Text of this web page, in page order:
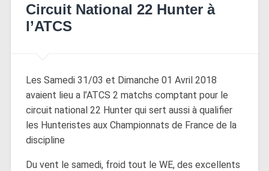
Circuit National 22 Hunter à
l’ATCS
Les Samedi 31/03 et Dimanche 01 Avril 2018
avaient lieu a l’ATCS 2 matchs comptant pour le
circuit national 22 Hunter qui sert aussi à qualifier
les Hunteristes aux Championnats de France de la
discipline
Du vent le samedi, froid tout le WE, des excellents